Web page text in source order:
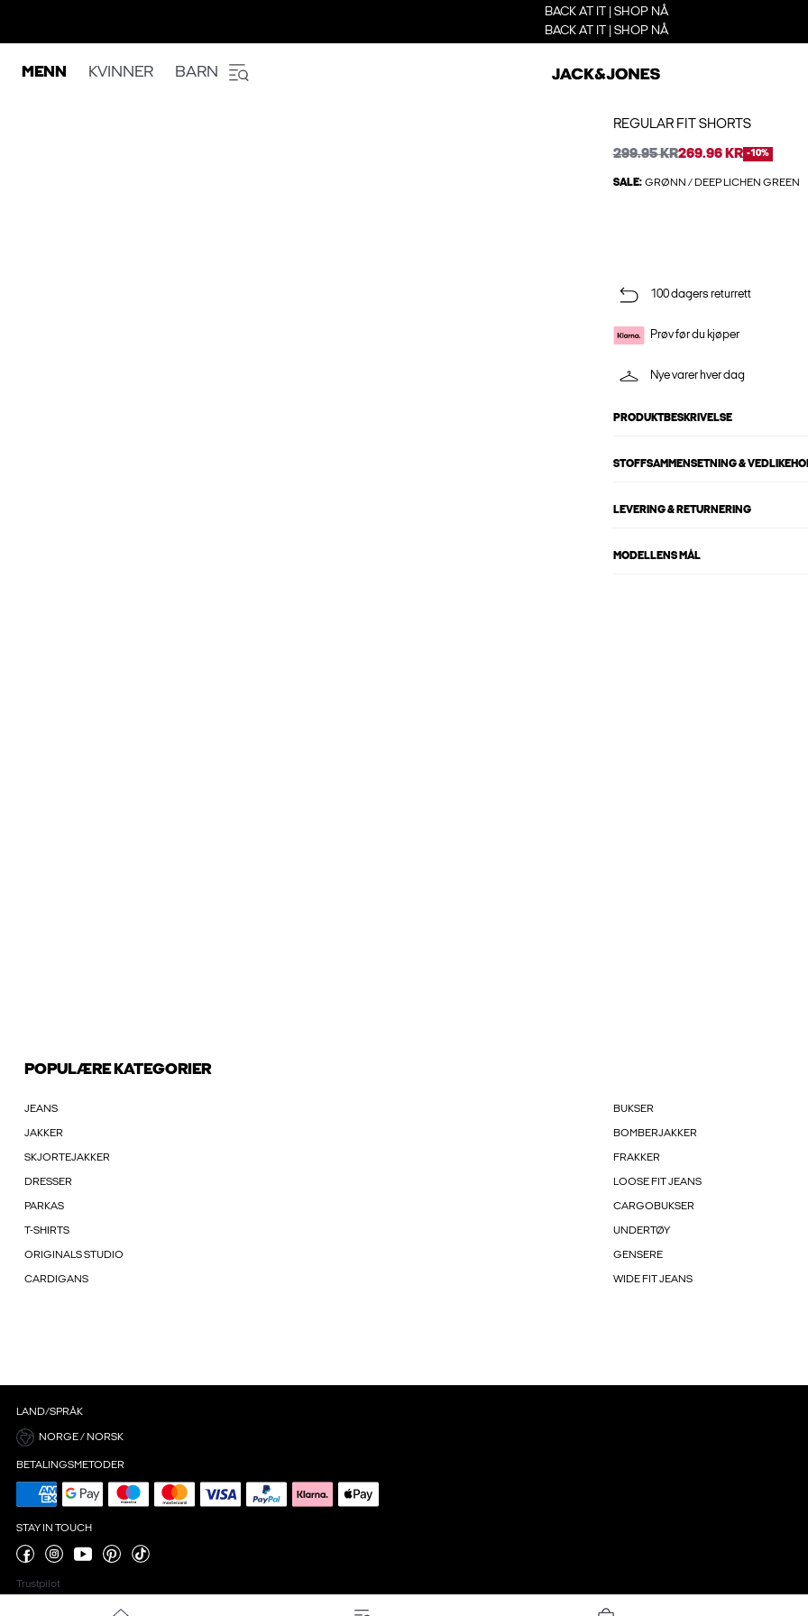
BACK AT IT | SHOP NÅ
BACK AT IT | SHOP NÅ
MENN KVINNER BARN
REGULAR FIT SHORTS
299.95 KR269.96 KR -10%
SALE: GRØNN / DEEP LICHEN GREEN
100 dagers returrett
Prøv før du kjøper
Nye varer hver dag
PRODUKTBESKRIVELSE
STOFFSAMMENSETNING &
LEVERING & RETURNERING
MODELLENS MÅL
POPULÆRE KATEGORIER
JEANS BUKSER
JAKKER BOMBERJAKKER
SKJORTEJAKKER FRAKKER
DRESSER LOOSE FIT JEANS
PARKAS CARGOBUKSER
T-SHIRTS UNDERTØY
ORIGINALS STUDIO GENSERE
CARDIGANS WIDE FIT JEANS
LAND/SPRÅK
NORGE / NORSK
BETALINGSMETODER
STAY IN TOUCH
Trustpilot